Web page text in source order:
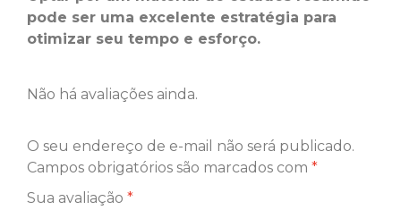
pode ser uma excelente estratégia para
otimizar seu tempo e esforço.
Não há avaliações ainda.
O seu endereço de e-mail não será publicado.
Campos obrigatórios são marcados com *
Sua avaliação *